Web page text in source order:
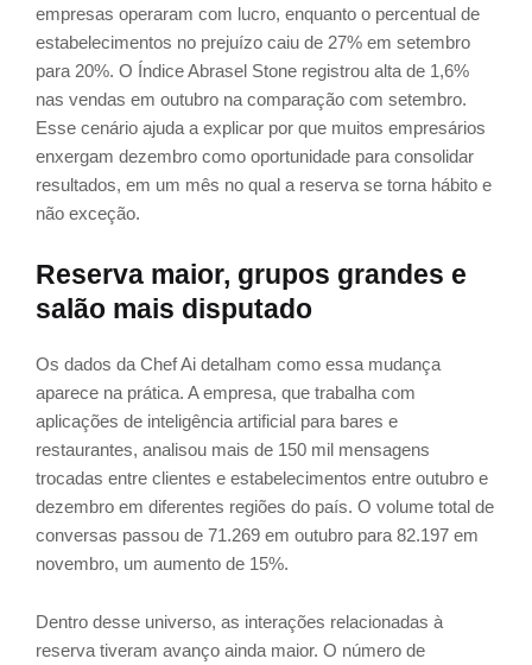
empresas operaram com lucro, enquanto o percentual de
estabelecimentos no prejuízo caiu de 27% em setembro
para 20%. O Índice Abrasel Stone registrou alta de 1,6%
nas vendas em outubro na comparação com setembro.
Esse cenário ajuda a explicar por que muitos empresários
enxergam dezembro como oportunidade para consolidar
resultados, em um mês no qual a reserva se torna hábito e
não exceção.
Reserva maior, grupos grandes e
salão mais disputado
Os dados da Chef Ai detalham como essa mudança
aparece na prática. A empresa, que trabalha com
aplicações de inteligência artificial para bares e
restaurantes, analisou mais de 150 mil mensagens
trocadas entre clientes e estabelecimentos entre outubro e
dezembro em diferentes regiões do país. O volume total de
conversas passou de 71.269 em outubro para 82.197 em
novembro, um aumento de 15%.
Dentro desse universo, as interações relacionadas à
reserva tiveram avanço ainda maior. O número de